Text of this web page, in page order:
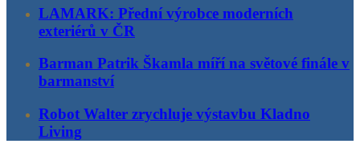
LAMARK: Přední výrobce moderních
exteriérů v ČR
Barman Patrik Škamla míří na světové finále v
barmanství
Robot Walter zrychluje výstavbu Kladno
Living